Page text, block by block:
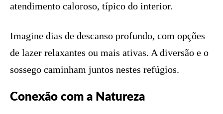
atendimento caloroso, típico do interior.
Imagine dias de descanso profundo, com opções
de lazer relaxantes ou mais ativas. A diversão e o
sossego caminham juntos nestes refúgios.
Conexão com a Natureza